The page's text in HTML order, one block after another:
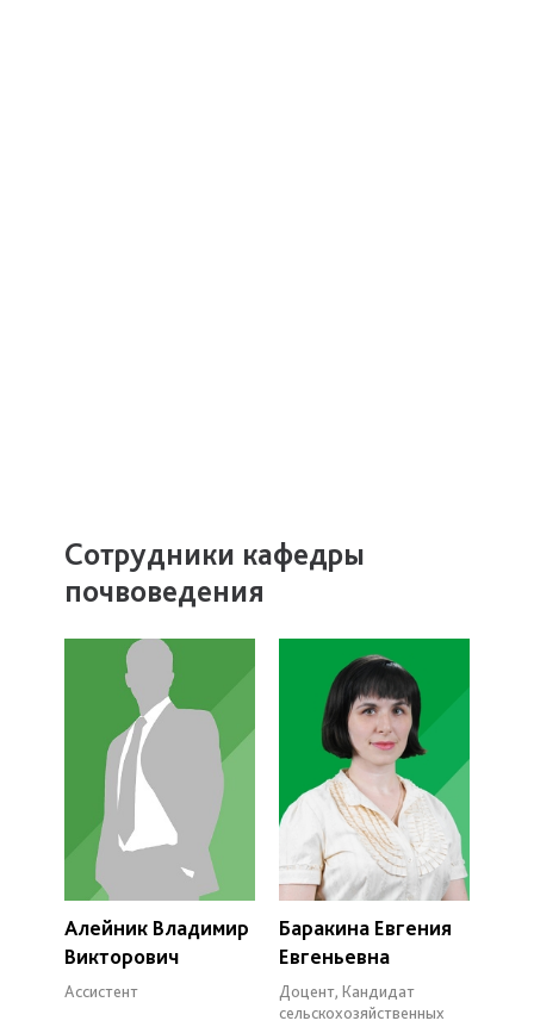
Сотрудники кафедры
почвоведения
Алейник Владимир
Викторович
Ассистент
Баракина Евгения
Евгеньевна
Доцент, Кандидат
сельскохозяйственных